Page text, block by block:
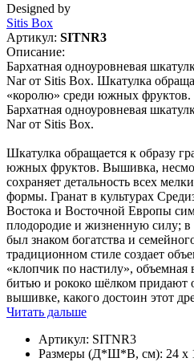
Designed by
Sitis Box
Артикул: SITNR3
Описание:
Бархатная одноуровневая
Nar от Sitis Box. Шкатулка
«королю» среди южных
Бархатная одноуровневая
Nar от Sitis Box.
Шкатулка обращается к образу
южных фруктов. Вышивка,
сохраняет детальность всех
формы. Гранат в культурах
Востока и Восточной Европы
плодородие и жизненную силу; в
был знаком богатства и
традиционном стиле создает
«клопчик по настилу»,
битью и рококо шёлком придают
вышивке, какого достоин этот
Читать дальше
Артикул: SITNR3
Размеры (Д*Ш*В, см): 24 x